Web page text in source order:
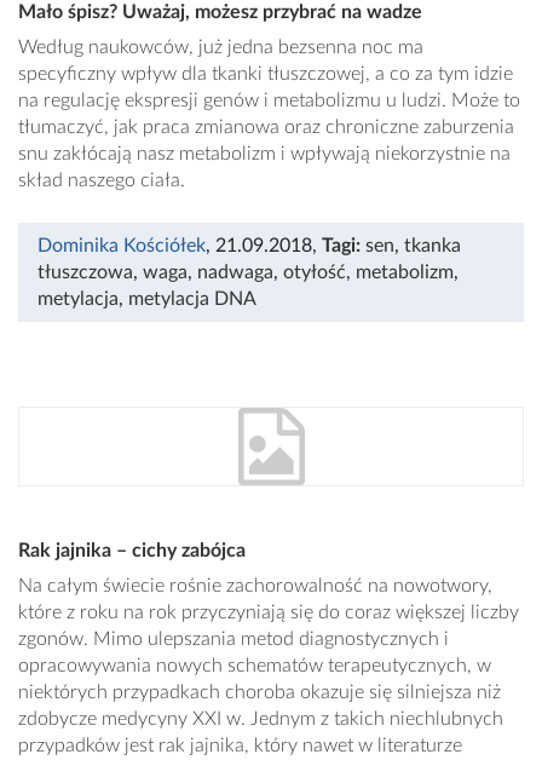
Mało śpisz? Uważaj, możesz przybrać na wadze
Według naukowców, już jedna bezsenna noc ma
specyficzny wpływ dla tkanki tłuszczowej, a co za tym idzie
na regulację ekspresji genów i metabolizmu u ludzi. Może to
tłumaczyć, jak praca zmianowa oraz chroniczne zaburzenia
snu zakłócają nasz metabolizm i wpływają niekorzystnie na
skład naszego ciała.
Dominika Kościółek, 21.09.2018, Tagi: sen, tkanka
tłuszczowa, waga, nadwaga, otyłość, metabolizm,
metylacja, metylacja DNA
Rak jajnika – cichy zabójca
Na całym świecie rośnie zachorowalność na nowotwory,
które z roku na rok przyczyniają się do coraz większej liczby
zgonów. Mimo ulepszania metod diagnostycznych i
opracowywania nowych schematów terapeutycznych, w
niektórych przypadkach choroba okazuje się silniejsza niż
zdobycze medycyny XXI w. Jednym z takich niechlubnych
przypadków jest rak jajnika, który nawet w literaturze